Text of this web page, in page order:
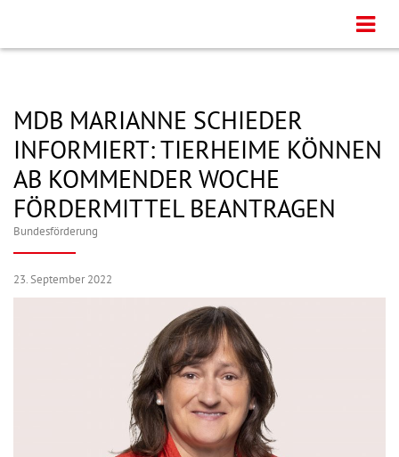
MDB MARIANNE SCHIEDER
INFORMIERT: TIERHEIME KÖNNEN
AB KOMMENDER WOCHE
FÖRDERMITTEL BEANTRAGEN
Bundesförderung
23. September 2022